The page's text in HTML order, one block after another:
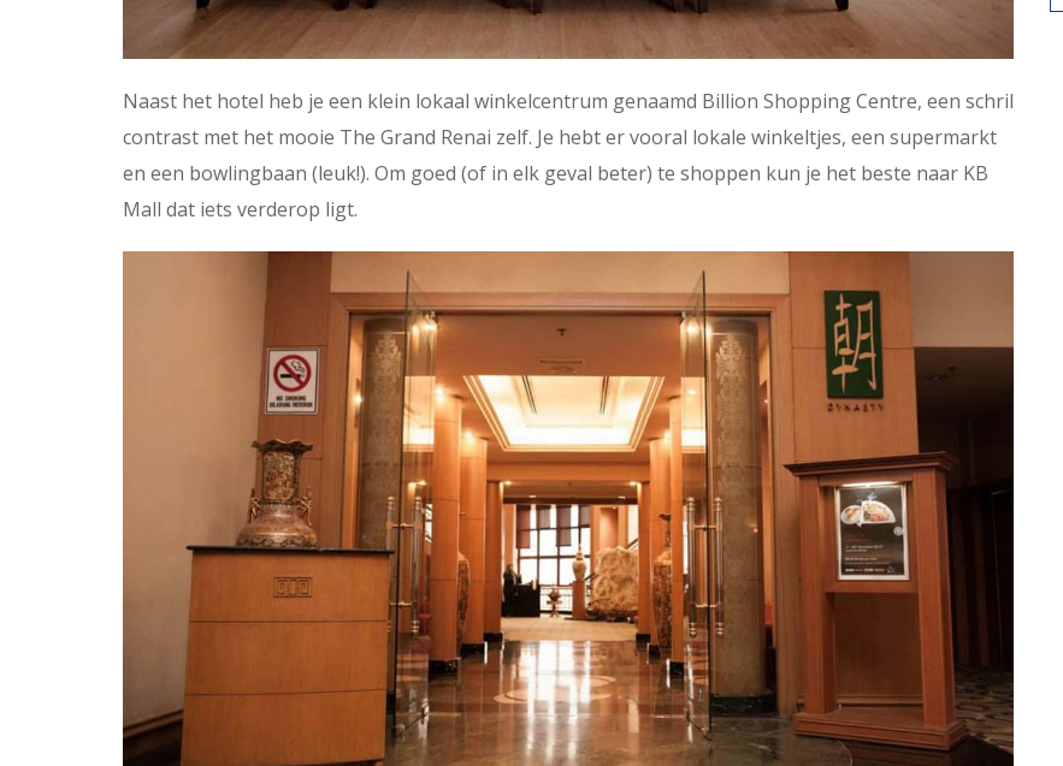
Naast het hotel heb je een klein lokaal winkelcentrum genaamd Billion Shopping Centre, een schril
contrast met het mooie The Grand Renai zelf. Je hebt er vooral lokale winkeltjes, een supermarkt
en een bowlingbaan (leuk!). Om goed (of in elk geval beter) te shoppen kun je het beste naar KB
Mall dat iets verderop ligt.